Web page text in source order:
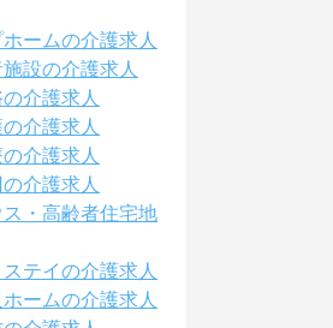
ームの介護求人
設の介護求人
介護求人
介護求人
介護求人
介護求人
・高齢者住宅地
テイの介護求人
ームの介護求人